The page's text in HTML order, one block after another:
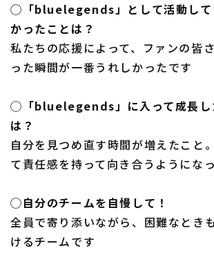
◯「bluelegends」として活動して
かったことは？
私たちの応援によって、ファンの皆
った瞬間が一番うれしかったです
◯「bluelegends」に入って成長し
は？
自分を見つめ直す時間が増えたこと
て責任感を持って向き合うようにな
◯自分のチームを自慢して！
全員で寄り添いながら、困難なとき
けるチームです